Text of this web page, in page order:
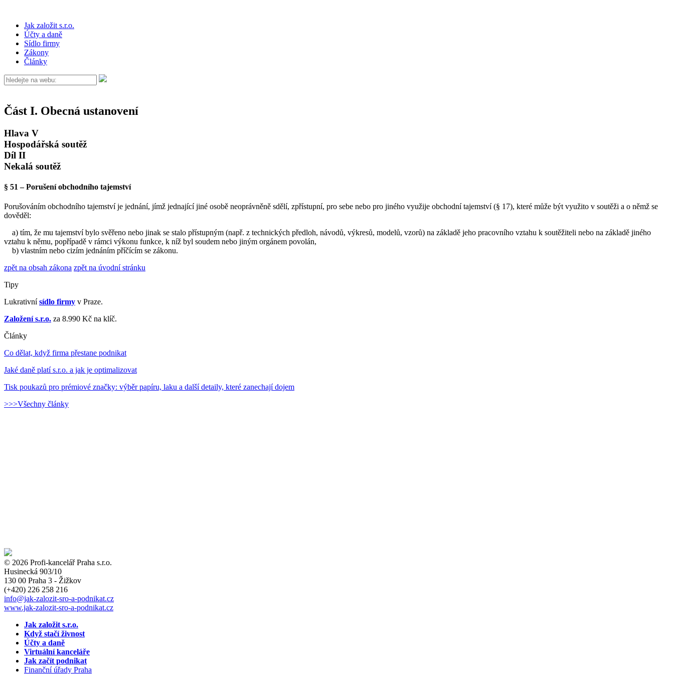
Jak založit s.r.o.
Účty a daně
Sídlo firmy
Zákony
Články
Část I. Obecná ustanovení
Hlava V
Hospodářská soutěž
Díl II
Nekalá soutěž
§ 51 – Porušení obchodního tajemství
Porušováním obchodního tajemství je jednání, jímž jednající jiné osobě neoprávněně sdělí, zpřístupní, pro sebe nebo pro jiného využije obchodní tajemství (§ 17), které může být využito v soutěži a o němž se
dověděl:
a) tím, že mu tajemství bylo svěřeno nebo jinak se stalo přístupným (např. z technických předloh, návodů, výkresů, modelů, vzorů) na základě jeho pracovního vztahu k soutěžiteli nebo na základě jiného
vztahu k němu, popřípadě v rámci výkonu funkce, k níž byl soudem nebo jiným orgánem povolán,
b) vlastním nebo cizím jednáním příčícím se zákonu.
zpět na obsah zákona zpět na úvodní stránku
Tipy
Lukrativnísídlo firmy v Praze.
Založení s.r.o. za 8.990 Kč na klíč.
Články
Co dělat, když firma přestane podnikat
Jaké daně platí s.r.o. a jak je optimalizovat
Tisk poukazů pro prémiové značky: výběr papíru, laku a další detaily, které zanechají dojem
>>>Všechny články
© 2026 Profi-kancelář Praha s.r.o.
Husinecká 903/10
130 00 Praha 3 - Žižkov
(+420) 226 258 216
info@jak-zalozit-sro-a-podnikat.cz
www.jak-zalozit-sro-a-podnikat.cz
Jak založit s.r.o.
Když stačí živnost
Účty a daně
Virtuální kanceláře
Jak začít podnikat
Finanční úřady Praha